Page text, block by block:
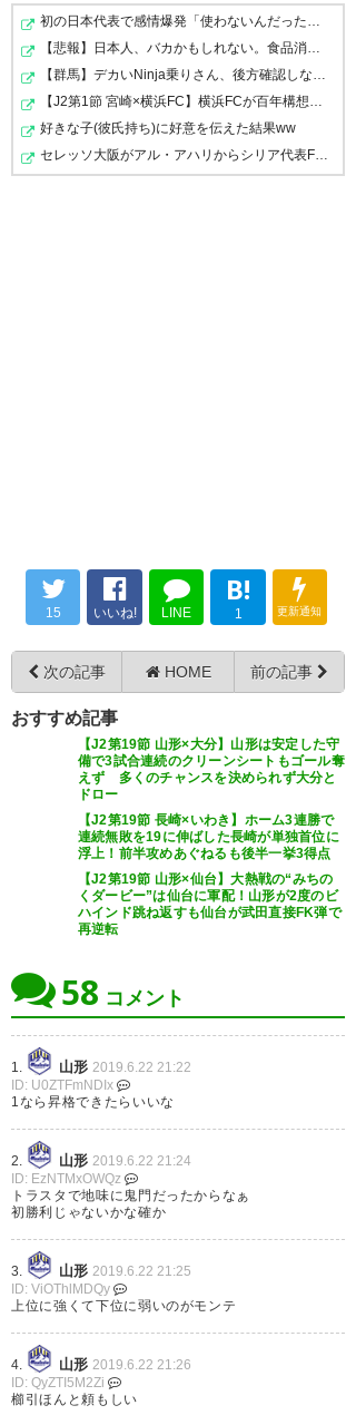
#gekisaka #jleague
https://t.co/emdBaadH0h
— ゲキサカ (gekisaka)2019, 6
月 22
(jimmy178504)2019, 6月 22
勝った！勝った！勝った！
つぎの柏戦さ、つなげっぞ！
ぜったいに柏戦さ勝つぞ👽
次もやっぞ！
もっともっと上さいぐぞ！#629
— Takuya.A (Redturkey_68)
2019, 6月 22
櫛引じゃなかったらやられてた
な 内容は長崎の勝ち たまたま結
果勝ちみたいな #montedio
— keigo Suzuki
(keigo06450940)2019, 6月 22
勝ててよかった 最後追いつかれ
るかと思ってしまった #アウェ
イ長崎戦 #montedio
— 猫屋八助 (nekoyahatisuke)
2019, 6月 22
くっしー ありがとーヽ( ´▽｀)ノ
#montedio
— jiro☆ (fnassy_yahho)
6月 22
阪野ちょっと前まで2得点しか取
ってなかったのに、今月だけで5
得点笑 本当誕生月の活躍はえげ
つない笑
— 優 里 (soccerylove)2019, 6
シュート23本も打たれたのか…
後半、良いところあった？ バイ
アーノ、もう少しボールおさめ
てほしいし、プレスかけてほし
いのです。 走り負けてた中でホ
ント勝ってよかった。。逃げ切
りは心臓に悪い… #montedio
— さくらこ (sakurako_dio)
2019, 6月 22
初の日本代表で感情爆発「使わないんだったら呼ぶな！」 …
【悲報】日本人、バカかもしれない。食品消費税減税（8%→…
【群馬】デカいNinja乗りさん、後方確認しない軽四に当て…
【J2第1節 宮崎×横浜FC】横浜FCが百年構想リーグ3位の宮…
好きな子(彼氏持ち)に好意を伝えた結果ww
セレッソ大阪がアル・アハリからシリア代表FWパブロ・サ…
15 いいね! LINE
B!
1 更新通知
次の記事 HOME 前の記事
おすすめ記事
【J2第19節 山形×大分】山形は安定した守
備で3試合連続のクリーンシートもゴール奪
えず 多くのチャンスを決められず大分と
ドロー
【J2第19節 長崎×いわき】ホーム3連勝で
連続無敗を19に伸ばした長崎が単独首位に
浮上！前半攻めあぐねるも後半一挙3得点
【J2第19節 山形×仙台】大熱戦の“みちの
くダービー”は仙台に軍配！山形が2度のビ
ハインド跳ね返すも仙台が武田直接FK弾で
再逆転
58 コメント
1. 山形 2019.6.22 21:22
ID: U0ZTFmNDIx
1なら昇格できたらいいな
2. 山形 2019.6.22 21:24
ID: EzNTMxOWQz
トラスタで地味に鬼門だったからなぁ
初勝利じゃないかな確か
3. 山形 2019.6.22 21:25
ID: ViOThlMDQy
上位に強くて下位に弱いのがモンテ
4. 山形 2019.6.22 21:26
ID: QyZTI5M2Zi
櫛引ほんと頼もしい